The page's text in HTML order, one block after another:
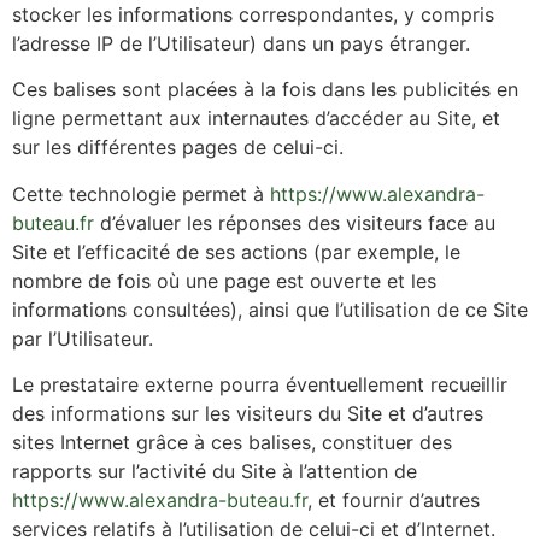
stocker les informations correspondantes, y compris
l’adresse IP de l’Utilisateur) dans un pays étranger.
Ces balises sont placées à la fois dans les publicités en
ligne permettant aux internautes d’accéder au Site, et
sur les différentes pages de celui-ci.
Cette technologie permet à https://www.alexandra-
buteau.fr d’évaluer les réponses des visiteurs face au
Site et l’efficacité de ses actions (par exemple, le
nombre de fois où une page est ouverte et les
informations consultées), ainsi que l’utilisation de ce Site
par l’Utilisateur.
Le prestataire externe pourra éventuellement recueillir
des informations sur les visiteurs du Site et d’autres
sites Internet grâce à ces balises, constituer des
rapports sur l’activité du Site à l’attention de
https://www.alexandra-buteau.fr, et fournir d’autres
services relatifs à l’utilisation de celui-ci et d’Internet.